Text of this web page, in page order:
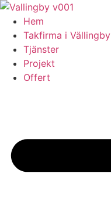
Skip
content
Hem
Takfirma i Vällingby
Tjänster
Projekt
Offert